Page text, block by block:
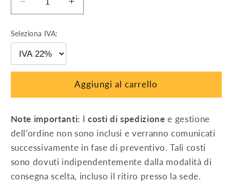
Diminuisci
quantità
per
CAVO
SOLARE
6
MATASSA
metri
Aumenta
quantità
ROSSO
MATASSA
metri
Seleziona IVA:
Aggiungi al carrello
Note importanti: Icosti di spedizione e gestione
dell’ordine non sono inclusi e verranno comunicati
successivamente in fase di preventivo. Tali costi
sono dovuti indipendentemente dalla modalità di
consegna scelta, incluso il ritiro presso la sede.